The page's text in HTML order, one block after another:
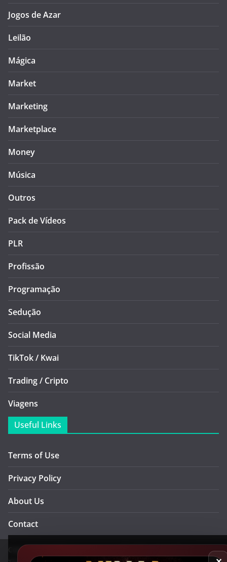
Jogos de Azar
Leilão
Mágica
Market
Marketing
Marketplace
Money
Música
Outros
Pack de Vídeos
PLR
Profissão
Programação
Sedução
Social Media
TikTok / Kwai
Trading / Cripto
Viagens
Useful Links
Terms of Use
Privacy Policy
About Us
Contact
Copyright © 2026